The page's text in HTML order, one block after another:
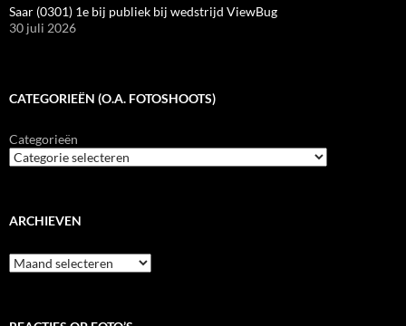
Saar (0301) 1e bij publiek bij wedstrijd ViewBug
30 juli 2026
CATEGORIEËN (O.A. FOTOSHOOTS)
Categorieën
ARCHIEVEN
Archieven